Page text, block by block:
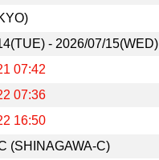
- 2026/07/15(WED)
07:42
07:36
16:50
(SHINAGAWA-C)